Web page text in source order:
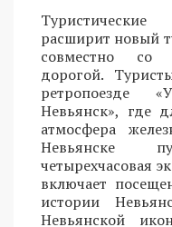
Туристические
расширит новый
совместно со
дорогой.
ретропоезде
Невьянск», где
атмосфера
Невьянске
четырехчасовая
включает
истории
Невьянской